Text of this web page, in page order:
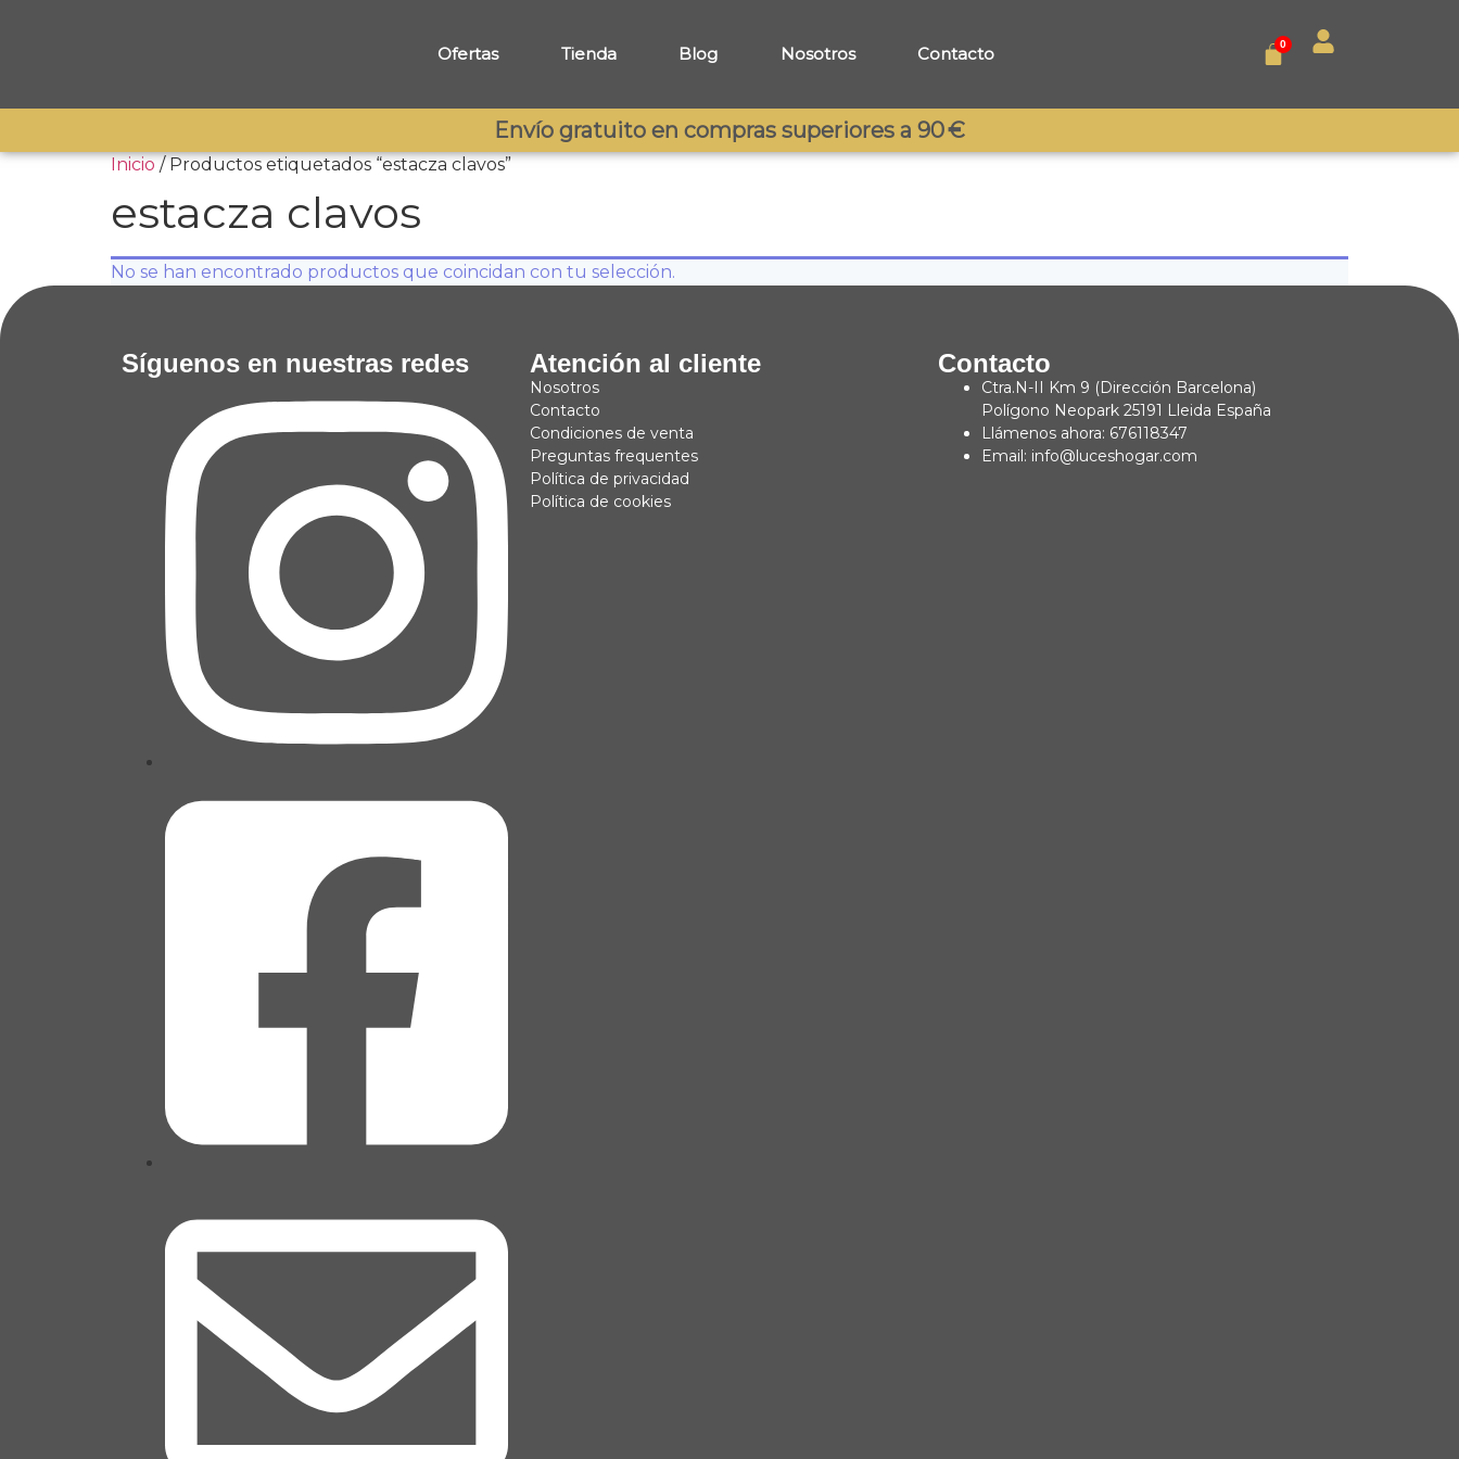
Ofertas Tienda Blog Nosotros Contacto 0
Envío gratuito en compras superiores a 90 €
Inicio/ Productos etiquetados “estacza clavos”
estacza clavos
No se han encontrado productos que coincidan con tu selección.
Síguenos en nuestras redes Atención al cliente
Nosotros
Contacto
Condiciones de venta
Preguntas frequentes
Política de privacidad
Política de cookies
Contacto
Ctra.N-II Km 9 (Dirección Barcelona)
Polígono Neopark 25191 Lleida España
Llámenos ahora: 676118347
Email: info@luceshogar.com